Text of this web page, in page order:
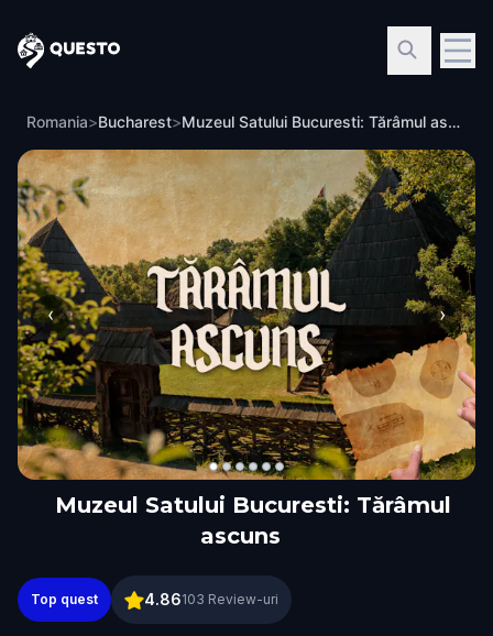
Questo
Romania>Bucharest> Muzeul Satului Bucuresti: Tărâmul ascuns
‹ ›
Muzeul Satului Bucuresti: Tărâmul
ascuns
Muzeul Satului Bucuresti: Tărâmul ascuns
Top quest 4.86103 Review-uri